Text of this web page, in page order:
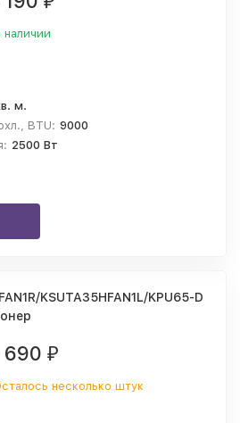
наличии
м.
BTU: 9000
2500 Вт
KSUTA35HFAN1L/KPU65-D
690 ₽
несколько штук